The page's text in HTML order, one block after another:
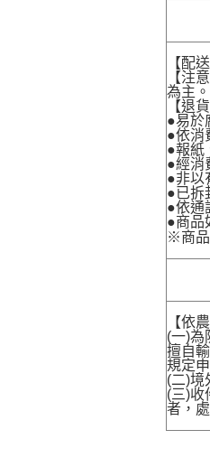
【配
【注
為主。
【退
●易於
●依消
●報紙
●經消
●非以
●已拆
●依通
●商品
※商品
【依
(一)為
擅自
規定
(二)境
(三)收
者，